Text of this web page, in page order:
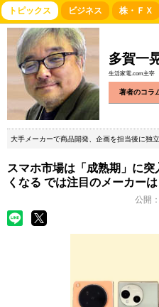
ボートレース 競輪 オートレー
トピックス ビジネス 株・ＦＸ
多賀一
生活家電.com主宰
著者のコラ
大手メーカーで商品開発、企画を担当後に独
スマホ市場は「成熟期」に
くなる では注目のメーカーは
公開：